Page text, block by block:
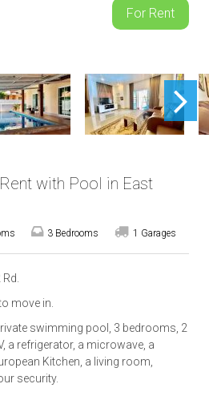
For Rent
with Pool in East
3 Bedrooms 1 Garages
move in.
swimming pool, 3 bedrooms, 2
a refrigerator, a microwave, a
Kitchen, a living room,
security.